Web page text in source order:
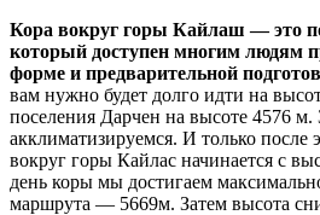
Кора вокруг горы Кайлаш — это
который доступен многим людям
форме и предварительной
вам нужно будет долго идти на
поселения Дарчен на высоте 4576 м.
акклиматизируемся. И только после
вокруг горы Кайлас начинается с
день коры мы достигаем
маршрута — 5669м. Затем высота